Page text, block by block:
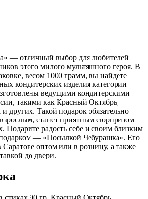
— отличный выбор для любителей
этого милого мультяшного героя. В
весом 1000 грамм, вы найдете
кондитерских изделия категории
ведущими кондитерскими
такими как Красный Октябрь,
других. Такой подарок обязательно
станет приятным сюрпризом
Подарите радость себе и своим близким
— «Посылкой Чебурашка». Его
оптом или в розницу, а также
до двери.